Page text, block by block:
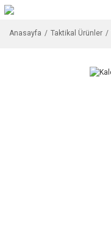
Anasayfa Taktikal Ürünler